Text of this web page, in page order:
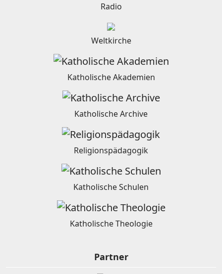
Radio
Weltkirche
Katholische Akademien
Katholische Archive
Religionspädagogik
Katholische Schulen
Katholische Theologie
Partner